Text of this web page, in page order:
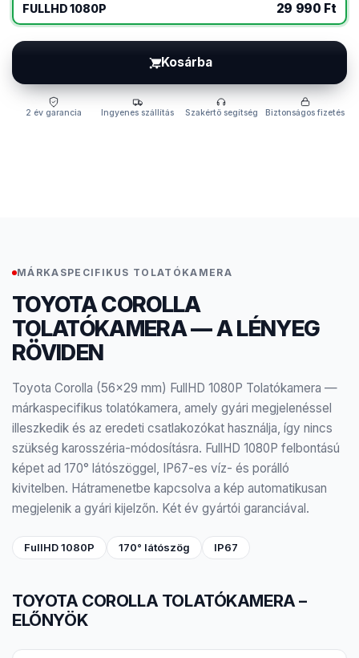
FULLHD 1080P 29 990 Ft
Kosárba
2 év garancia Ingyenes szállítás Szakértő segítség Biztonságos fizetés
MÁRKASPECIFIKUS TOLATÓKAMERA
TOYOTA COROLLA
TOLATÓKAMERA — A LÉNYEG
RÖVIDEN
Toyota Corolla (56×29 mm) FullHD 1080P Tolatókamera —
márkaspecifikus tolatókamera, amely gyári megjelenéssel
illeszkedik és az eredeti csatlakozókat használja, így nincs
szükség karosszéria-módosításra. FullHD 1080P felbontású
képet ad 170° látószöggel, IP67-es víz- és porálló
kivitelben. Hátramenetbe kapcsolva a kép automatikusan
megjelenik a gyári kijelzőn. Két év gyártói garanciával.
FullHD 1080P 170° látószög IP67
TOYOTA COROLLA TOLATÓKAMERA –
ELŐNYÖK